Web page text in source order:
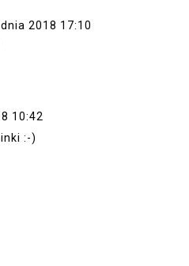
2018 17:10
10:42
:-)